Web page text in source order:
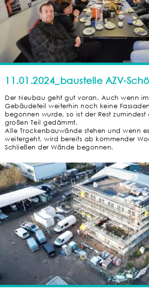
11.01.2024_baustelle AZV-
Der Neubau geht gut voran. Auch wenn
Gebäudeteil weiterhin noch keine
begonnen wurde, so ist der Rest
großen Teil gedämmt.
Alle Trockenbauwände stehen und wenn
weitergeht, wird bereits ab kommender
Schließen der Wände begonnen.